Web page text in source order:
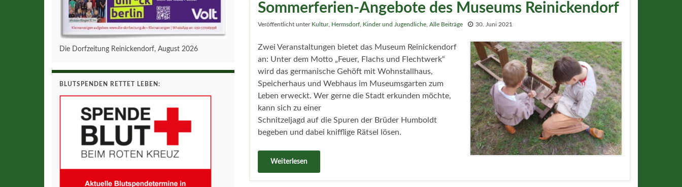
Sommerferien-Angebote des Museums Reinickendorf
Veröffentlicht unter Kultur, Hermsdorf Kinder und Jugendliche Alle Beiträge 30. Juni 2021
Zwei Veranstaltungen bietet das Museum Reinickendorf
an: Unter dem Motto „Feuer, Flachs und Flechtwerk“
wird das germanische Gehöft mit Wohnstallhaus,
Speicherhaus und Webhaus im Museumsgarten zum
Leben erweckt. Wer gerne die Stadt erkunden möchte,
kann sich zu einer
Schnitzeljagd auf die Spuren der Brüder Humboldt
begeben und dabei knifflige Rätsel lösen.
Weiterlesen
Die Dorfzeitung Reinickendorf, August 2026
BLUTSPENDEN RETTET LEBEN: